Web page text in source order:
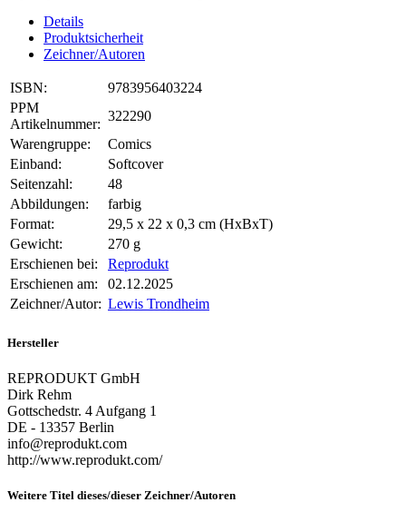
Details
Produktsicherheit
Zeichner/Autoren
ISBN:
9783956403224
PPM
Artikelnummer:
322290
Warengruppe:
Comics
Einband:
Softcover
Seitenzahl:
48
Abbildungen:
farbig
Format:
29,5 x 22 x 0,3 cm (HxBxT)
Gewicht:
270 g
Erschienen bei:
Reprodukt
Erschienen am:
02.12.2025
Zeichner/Autor: Lewis Trondheim
Hersteller
REPRODUKT GmbH
Dirk Rehm
Gottschedstr. 4 Aufgang 1
DE - 13357 Berlin
info@reprodukt.com
http://www.reprodukt.com/
Weitere Titel dieses/dieser Zeichner/Autoren